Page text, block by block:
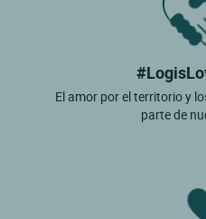
El amor por el territorio y
parte de